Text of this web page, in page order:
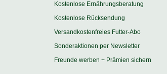
Kostenlose Ernährungsberatung
Kostenlose Rücksendung
Versandkostenfreies Futter-Abo
Sonderaktionen per Newsletter
Freunde werben + Prämien sichern